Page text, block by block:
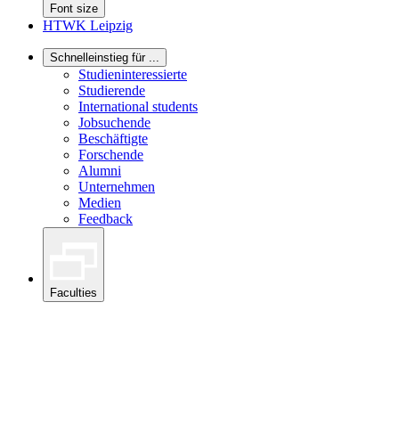
Font size
HTWK Leipzig
Schnelleinstieg für ...
Studieninteressierte
Studierende
International students
Jobsuchende
Beschäftigte
Forschende
Alumni
Unternehmen
Medien
Feedback
Faculties